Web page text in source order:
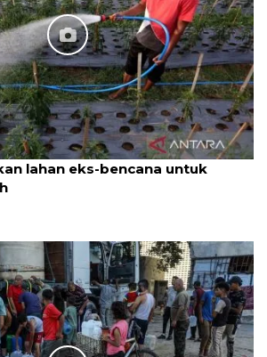
lahan eks-bencana untuk